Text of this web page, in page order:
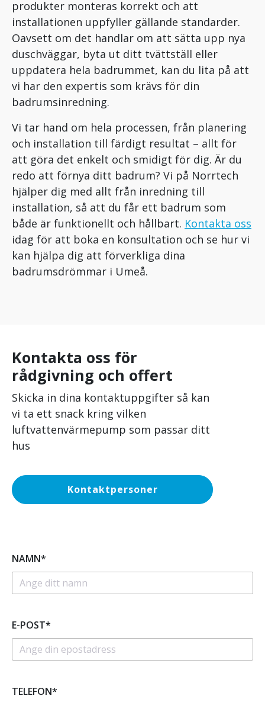
produkter monteras korrekt och att
installationen uppfyller gällande standarder.
Oavsett om det handlar om att sätta upp nya
duschväggar, byta ut ditt tvättställ eller
uppdatera hela badrummet, kan du lita på att
vi har den expertis som krävs för din
badrumsinredning.
Vi tar hand om hela processen, från planering
och installation till färdigt resultat – allt för
att göra det enkelt och smidigt för dig. Är du
redo att förnya ditt badrum? Vi på Norrtech
hjälper dig med allt från inredning till
installation, så att du får ett badrum som
både är funktionellt och hållbart. Kontakta oss
idag för att boka en konsultation och se hur vi
kan hjälpa dig att förverkliga dina
badrumsdrömmar i Umeå.
Kontakta oss för
rådgivning och offert
Skicka in dina kontaktuppgifter så kan
vi ta ett snack kring vilken
luftvattenvärmepump som passar ditt
hus
Kontaktpersoner
NAMN*
E-POST*
TELEFON*